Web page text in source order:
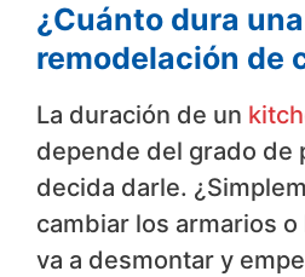
¿Cuánto dura una
remodelación de
La duración de un
depende del grado de
decida darle.
cambiar los armarios
va a desmontar y